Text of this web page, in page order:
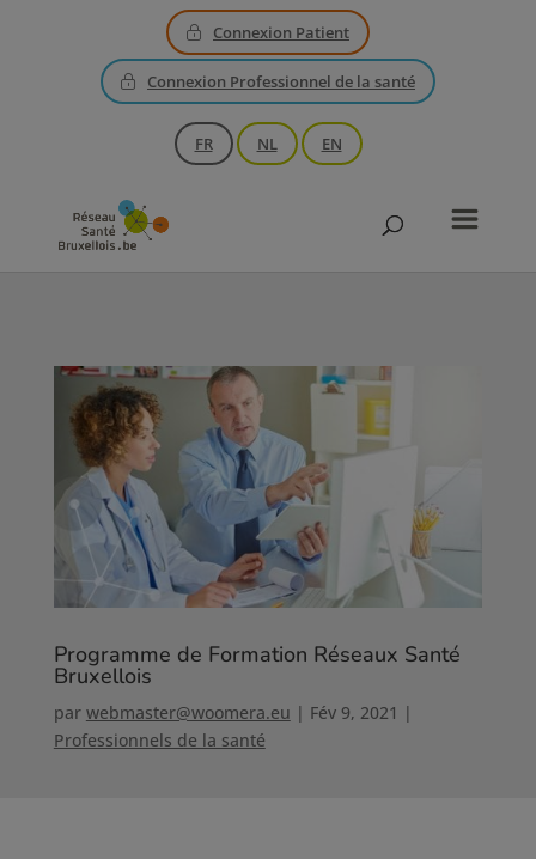
Connexion Patient
Connexion Professionnel de la santé
FR NL EN
Programme de Formation Réseaux Santé
Bruxellois
par webmaster@woomera.eu | Fév 9, 2021 |
Professionnels de la santé